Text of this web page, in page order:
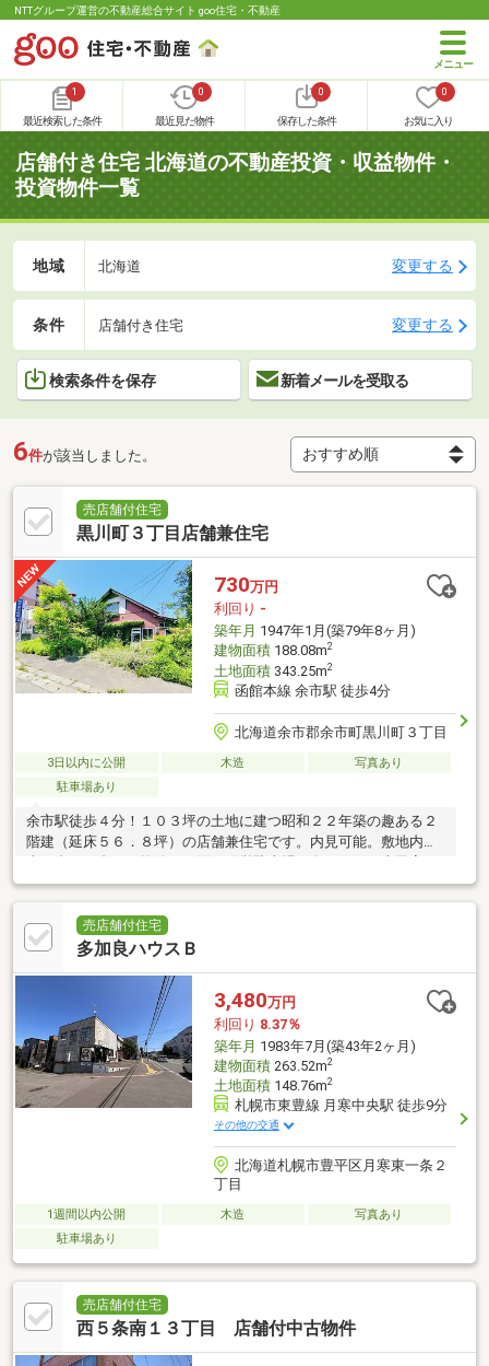
NTTグループ運営の不動産総合サイト goo住宅・不動産
1
最近検索した条件
0
最近見た物件
0
保存した条件
0
お気に入り
店舗付き住宅 北海道の不動産投資・収益物件・
投資物件一覧
地域 北海道 変更する
条件 店舗付き住宅 変更する
検索条件を保存 新着メールを受取る
6件が該当しました。
売店舗付住宅
黒川町３丁目店舗兼住宅
730万円
利回り -
築年月 1947年1月(築79年8ヶ月)
建物面積188.08m2
土地面積343.25m2
函館本線 余市駅 徒歩4分
北海道余市郡余市町黒川町３丁目
3日以内に公開 木造
写真あり
駐車場あり
余市駅徒歩４分！１０３坪の土地に建つ昭和２２年築の趣ある２
階建（延床５６．８坪）の店舗兼住宅です。内見可能。敷地内駐
活かした事業に最適です。
売店舗付住宅
多加良ハウスＢ
3,480万円
利回り 8.37％
築年月 1983年7月(築43年2ヶ月)
建物面積263.52m2
土地面積148.76m2
札幌市東豊線 月寒中央駅 徒歩9分
その他の交通
北海道札幌市豊平区月寒東一条２
丁目
1週間以内公開 木造
写真あり
駐車場あり
売店舗付住宅
西５条南１３丁目 店舗付中古物件